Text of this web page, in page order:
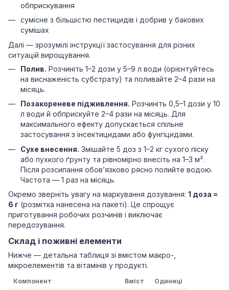
обприскування
сумісне з більшістю пестицидів і добрив у бакових
сумішах
Далі — зрозумілі інструкції застосування для різних
ситуацій вирощування.
Полив. Розчиніть 1–2 дози у 5–9 л води (орієнтуйтесь
на виснаженість субстрату) та поливайте 2–4 рази на
місяць.
Позакореневе підживлення. Розчиніть 0,5–1 дози у 10
л води й обприскуйте 2–4 рази на місяць. Для
максимального ефекту допускається спільне
застосування з інсектицидами або фунгіцидами.
Сухе внесення. Змішайте 5 доз з 1–2 кг сухого піску
або пухкого ґрунту та рівномірно внесіть на 1–3 м².
Після розсипання обов’язково рясно полийте водою.
Частота — 1 раз на місяць.
Окремо зверніть увагу на маркування дозування: 1 доза =
6 г (розмітка нанесена на пакеті). Це спрощує
приготування робочих розчинів і виключає
передозування.
Склад і поживні елементи
Нижче — детальна таблиця зі вмістом макро-,
мікроелементів та вітамінів у продукті.
Компонент Вміст Одиниці